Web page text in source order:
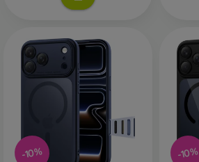
-10% -10%